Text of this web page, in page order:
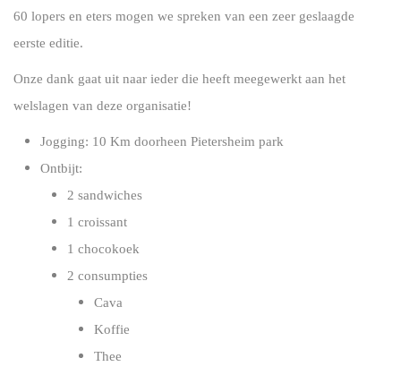
60 lopers en eters mogen we spreken van een zeer geslaagde
eerste editie.
Onze dank gaat uit naar ieder die heeft meegewerkt aan het
welslagen van deze organisatie!
Jogging: 10 Km doorheen Pietersheim park
Ontbijt:
2 sandwiches
1 croissant
1 chocokoek
2 consumpties
Cava
Koffie
Thee